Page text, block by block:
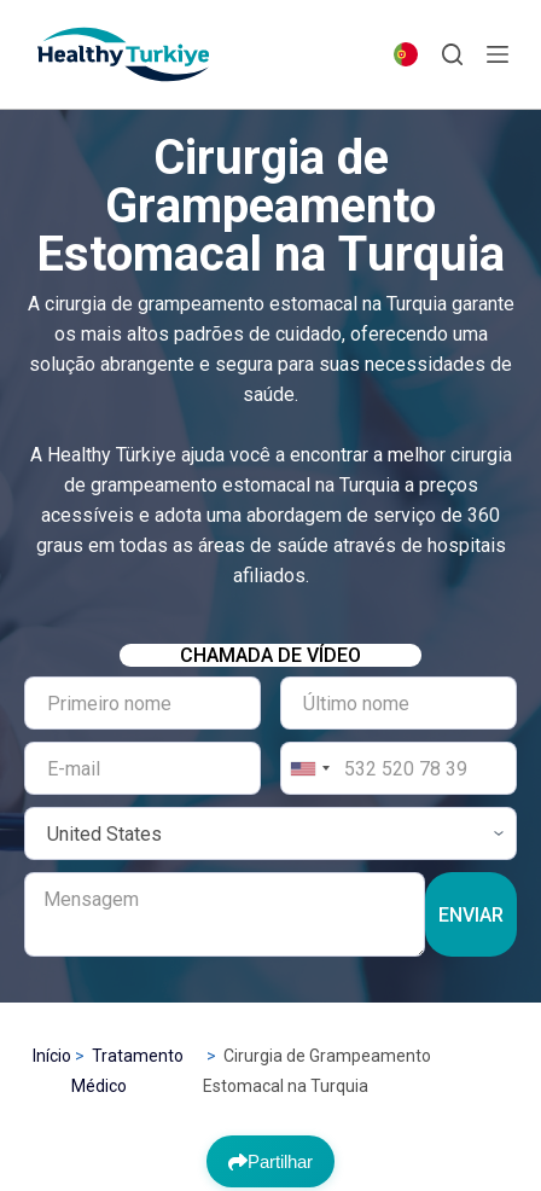
p
t
n
Cirurgia de
Grampeamento
Estomacal na Turquia
A cirurgia de grampeamento estomacal na Turquia garante
os mais altos padrões de cuidado, oferecendo uma
solução abrangente e segura para suas necessidades de
saúde.
A Healthy Türkiye ajuda você a encontrar a melhor cirurgia
de grampeamento estomacal na Turquia a preços
acessíveis e adota uma abordagem de serviço de 360
graus em todas as áreas de saúde através de hospitais
afiliados.
CHAMADA DE VÍDEO
ENVIAR
Início
Tratamento
Médico
Cirurgia de Grampeamento
Estomacal na Turquia
Partilhar